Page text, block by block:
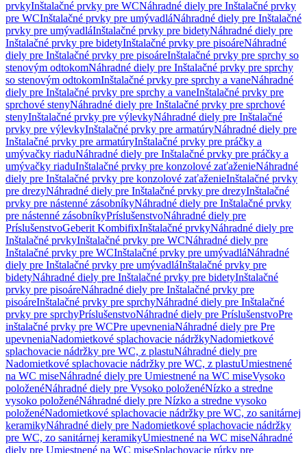
prvkyInštalačné prvky pre WCNáhradné diely pre Inštalačné prvky
pre WCInštalačné prvky pre umývadláNáhradné diely pre Inštalačné
prvky pre umývadláInštalačné prvky pre bidetyNáhradné diely pre
Inštalačné prvky pre bidetyInštalačné prvky pre pisoáreNáhradné
diely pre Inštalačné prvky pre pisoáreInštalačné prvky pre sprchy so
stenovým odtokomNáhradné diely pre Inštalačné prvky pre sprchy
so stenovým odtokomInštalačné prvky pre sprchy a vaneNáhradné
diely pre Inštalačné prvky pre sprchy a vaneInštalačné prvky pre
sprchové stenyNáhradné diely pre Inštalačné prvky pre sprchové
stenyInštalačné prvky pre výlevkyNáhradné diely pre Inštalačné
prvky pre výlevkyInštalačné prvky pre armatúryNáhradné diely pre
Inštalačné prvky pre armatúryInštalačné prvky pre práčky a
umývačky riaduNáhradné diely pre Inštalačné prvky pre práčky a
umývačky riaduInštalačné prvky pre konzolové zaťaženieNáhradné
diely pre Inštalačné prvky pre konzolové zaťaženieInštalačné prvky
pre drezyNáhradné diely pre Inštalačné prvky pre drezyInštalačné
prvky pre nástenné zásobníkyNáhradné diely pre Inštalačné prvky
pre nástenné zásobníkyPríslušenstvoNáhradné diely pre
PríslušenstvoGeberit KombifixInštalačné prvkyNáhradné diely pre
Inštalačné prvkyInštalačné prvky pre WCNáhradné diely pre
Inštalačné prvky pre WCInštalačné prvky pre umývadláNáhradné
diely pre Inštalačné prvky pre umývadláInštalačné prvky pre
bidetyNáhradné diely pre Inštalačné prvky pre bidetyInštalačné
prvky pre pisoáreNáhradné diely pre Inštalačné prvky pre
pisoáreInštalačné prvky pre sprchyNáhradné diely pre Inštalačné
prvky pre sprchyPríslušenstvoNáhradné diely pre PríslušenstvoPre
inštalačné prvky pre WCPre upevneniaNáhradné diely pre Pre
upevneniaNadomietkové splachovacie nádržkyNadomietkové
splachovacie nádržky pre WC, z plastuNáhradné diely pre
Nadomietkové splachovacie nádržky pre WC, z plastuUmiestnené
na WC miseNáhradné diely pre Umiestnené na WC miseVysoko
položenéNáhradné diely pre Vysoko položenéNízko a stredne
vysoko položenéNáhradné diely pre Nízko a stredne vysoko
položenéNadomietkové splachovacie nádržky pre WC, zo sanitárnej
keramikyNáhradné diely pre Nadomietkové splachovacie nádržky
pre WC, zo sanitárnej keramikyUmiestnené na WC miseNáhradné
diely pre Umiestnené na WC miseSplachovacie rúrky pre